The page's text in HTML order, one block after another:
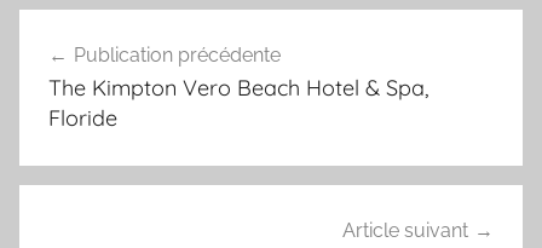
de
l’article
Publication précédente
The Kimpton Vero Beach Hotel & Spa,
Floride
Article suivant